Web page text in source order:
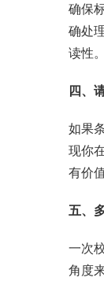
确保
确处
读性。
四、
如果
现你
有价
五、
一次
角度